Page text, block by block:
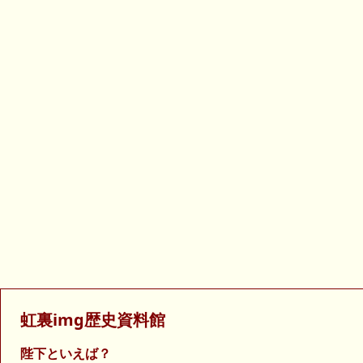
虹裏img歴史資料館
陛下といえば？